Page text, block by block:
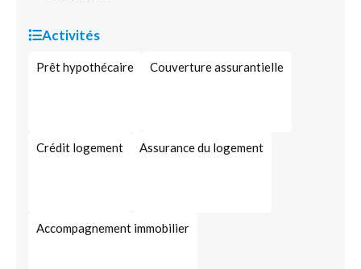
Activités
Prêt hypothécaire Couverture assurantielle
Crédit logement Assurance du logement
Accompagnement immobilier